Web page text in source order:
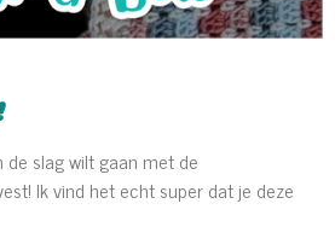
de slag wilt gaan met de
Ik vind het echt super dat je deze